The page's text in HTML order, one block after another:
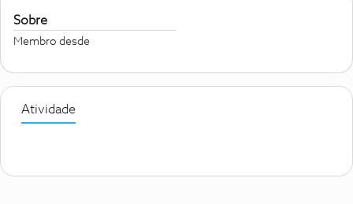
Sobre
Membro desde
Atividade